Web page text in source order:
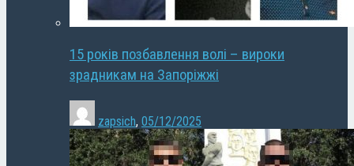
15 років позбавлення волі – вироки
зрадникам на Запоріжжі
zapsich, 05/12/2025